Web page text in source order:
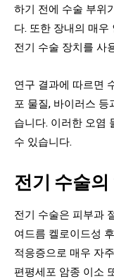
하기 전에 수술 부위
다. 또한 장내의 매
전기 수술 장치를 사
연구 결과에 따르면
포 물질, 바이러스
습니다. 이러한 오염
수 있습니다.
전기 수술
전기 수술은 피부과
여드름 켈로이드성
적응증으로 매우 자
편평세포 암종 이소